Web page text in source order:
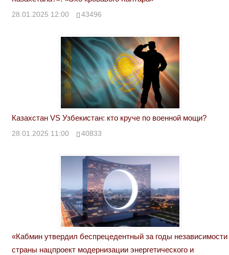
28.01.2025 12:00 43496
Казахстан VS Узбекистан: кто круче по военной мощи?
28.01.2025 11:00 40833
«Кабмин утвердил беспрецедентный за годы независимости
страны нацпроект модернизации энергетического и